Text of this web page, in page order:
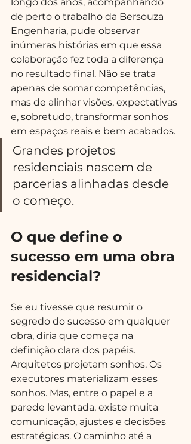
de perto o trabalho da Bersouza
Engenharia, pude observar
inúmeras histórias em que essa
colaboração fez toda a diferença
no resultado final. Não se trata
apenas de somar competências,
mas de alinhar visões, expectativas
e, sobretudo, transformar sonhos
em espaços reais e bem acabados.
Grandes projetos
residenciais nascem de
parcerias alinhadas desde
o começo.
O que define o
sucesso em uma obra
residencial?
Se eu tivesse que resumir o
segredo do sucesso em qualquer
obra, diria que começa na
definição clara dos papéis.
Arquitetos projetam sonhos. Os
executores materializam esses
sonhos. Mas, entre o papel e a
parede levantada, existe muita
comunicação, ajustes e decisões
estratégicas. O caminho até a